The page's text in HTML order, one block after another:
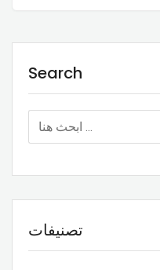
Search
تصنيفات